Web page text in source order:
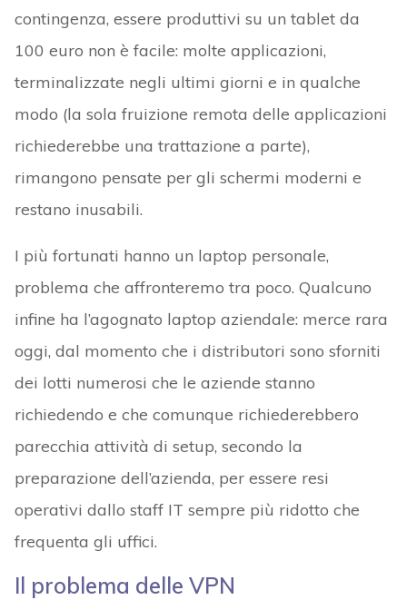
contingenza, essere produttivi su un tablet da
100 euro non è facile: molte applicazioni,
terminalizzate negli ultimi giorni e in qualche
modo (la sola fruizione remota delle applicazioni
richiederebbe una trattazione a parte),
rimangono pensate per gli schermi moderni e
restano inusabili.
I più fortunati hanno un laptop personale,
problema che affronteremo tra poco. Qualcuno
infine ha l’agognato laptop aziendale: merce rara
oggi, dal momento che i distributori sono sforniti
dei lotti numerosi che le aziende stanno
richiedendo e che comunque richiederebbero
parecchia attività di setup, secondo la
preparazione dell’azienda, per essere resi
operativi dallo staff IT sempre più ridotto che
frequenta gli uffici.
Il problema delle VPN